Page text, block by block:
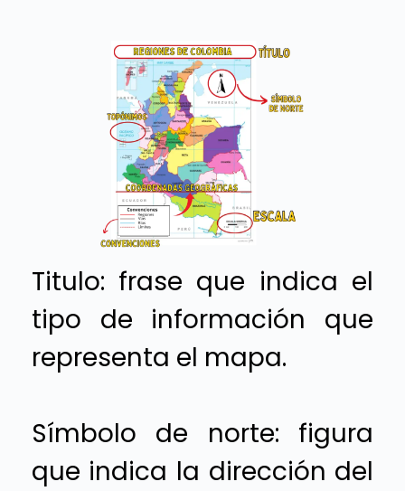
Titulo: frase que indica el
tipo de información que
representa el mapa.
Símbolo de norte: figura
que indica la dirección del